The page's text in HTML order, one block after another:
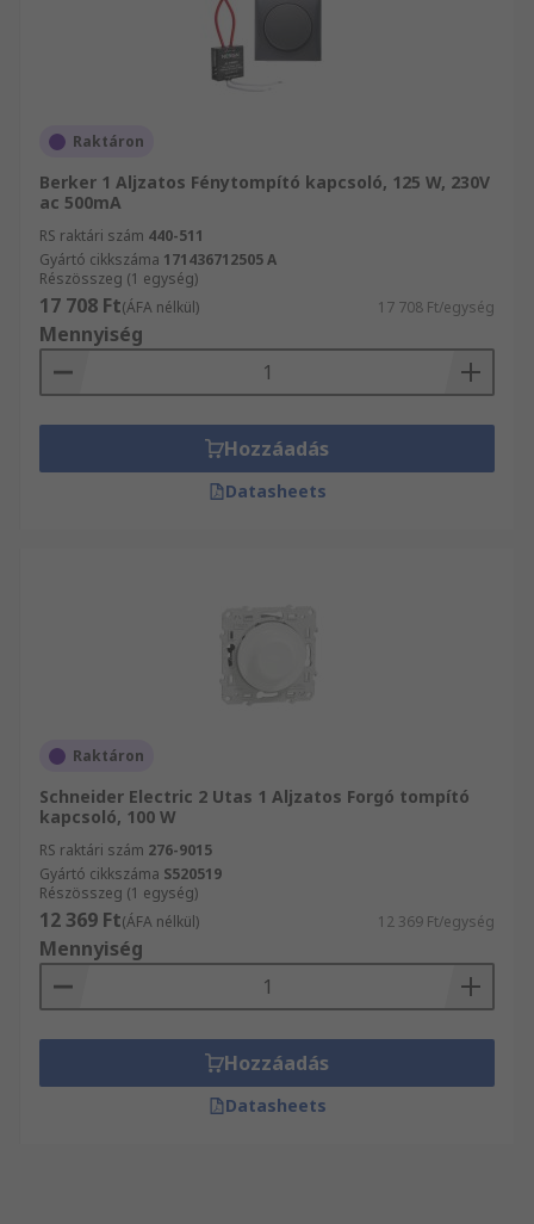
Raktáron
Berker 1 Aljzatos Fénytompító kapcsoló, 125 W, 230V
ac 500mA
RS raktári szám 440-511
Gyártó cikkszáma 171436712505 A
Részösszeg (1 egység)
17 708 Ft(ÁFA nélkül) 17 708 Ft/egység
Mennyiség
Hozzáadás
Datasheets
Raktáron
Schneider Electric 2 Utas 1 Aljzatos Forgó tompító
kapcsoló, 100 W
RS raktári szám 276-9015
Gyártó cikkszáma S520519
Részösszeg (1 egység)
12 369 Ft(ÁFA nélkül) 12 369 Ft/egység
Mennyiség
Hozzáadás
Datasheets